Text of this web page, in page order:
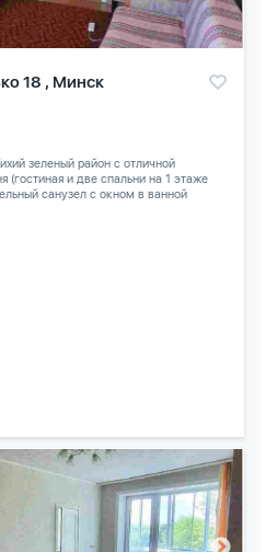
18 , Минск
зеленый район с отличной
(гостиная и две спальни на 1 этаже
санузел с окном в ванной